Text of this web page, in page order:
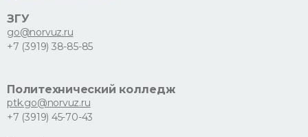
ЗГУ
go@norvuz.ru
+7 (3919) 38-85-85
Политехнический колледж
ptk.go@norvuz.ru
+7 (3919) 45-70-43